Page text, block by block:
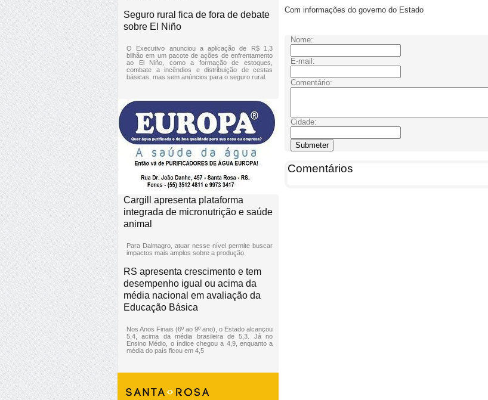
Seguro rural fica de fora de debate
sobre El Niño
O Executivo anunciou a aplicação de R$ 1,3
bilhão em um pacote de ações de enfrentamento
ao El Niño, como a formação de estoques,
combate a incêndios e distribuição de cestas
básicas, mas sem anúncios para o seguro rural.
Cargill apresenta plataforma
integrada de micronutrição e saúde
animal
Para Dalmagro, atuar nesse nível permite buscar
impactos mais amplos sobre a produção.
RS apresenta crescimento e tem
desempenho igual ou acima da
média nacional em avaliação da
Educação Básica
Nos Anos Finais (6º ao 9º ano), o Estado alcançou
5,4, acima da média brasileira de 5,3. Já no
Ensino Médio, o índice chegou a 4,9, enquanto a
média do país ficou em 4,5
Com informações do governo do Estado
Nome:
E-mail:
Comentário:
Cidade:
Comentários